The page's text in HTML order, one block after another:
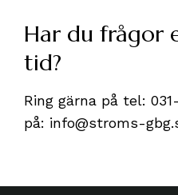
Har du frågor
tid?
Ring gärna på tel:
på: info@stroms-